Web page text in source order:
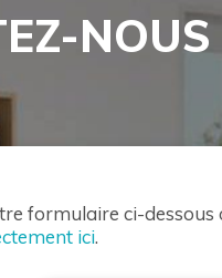
NOUS
formulaire ci-dessous
ici.